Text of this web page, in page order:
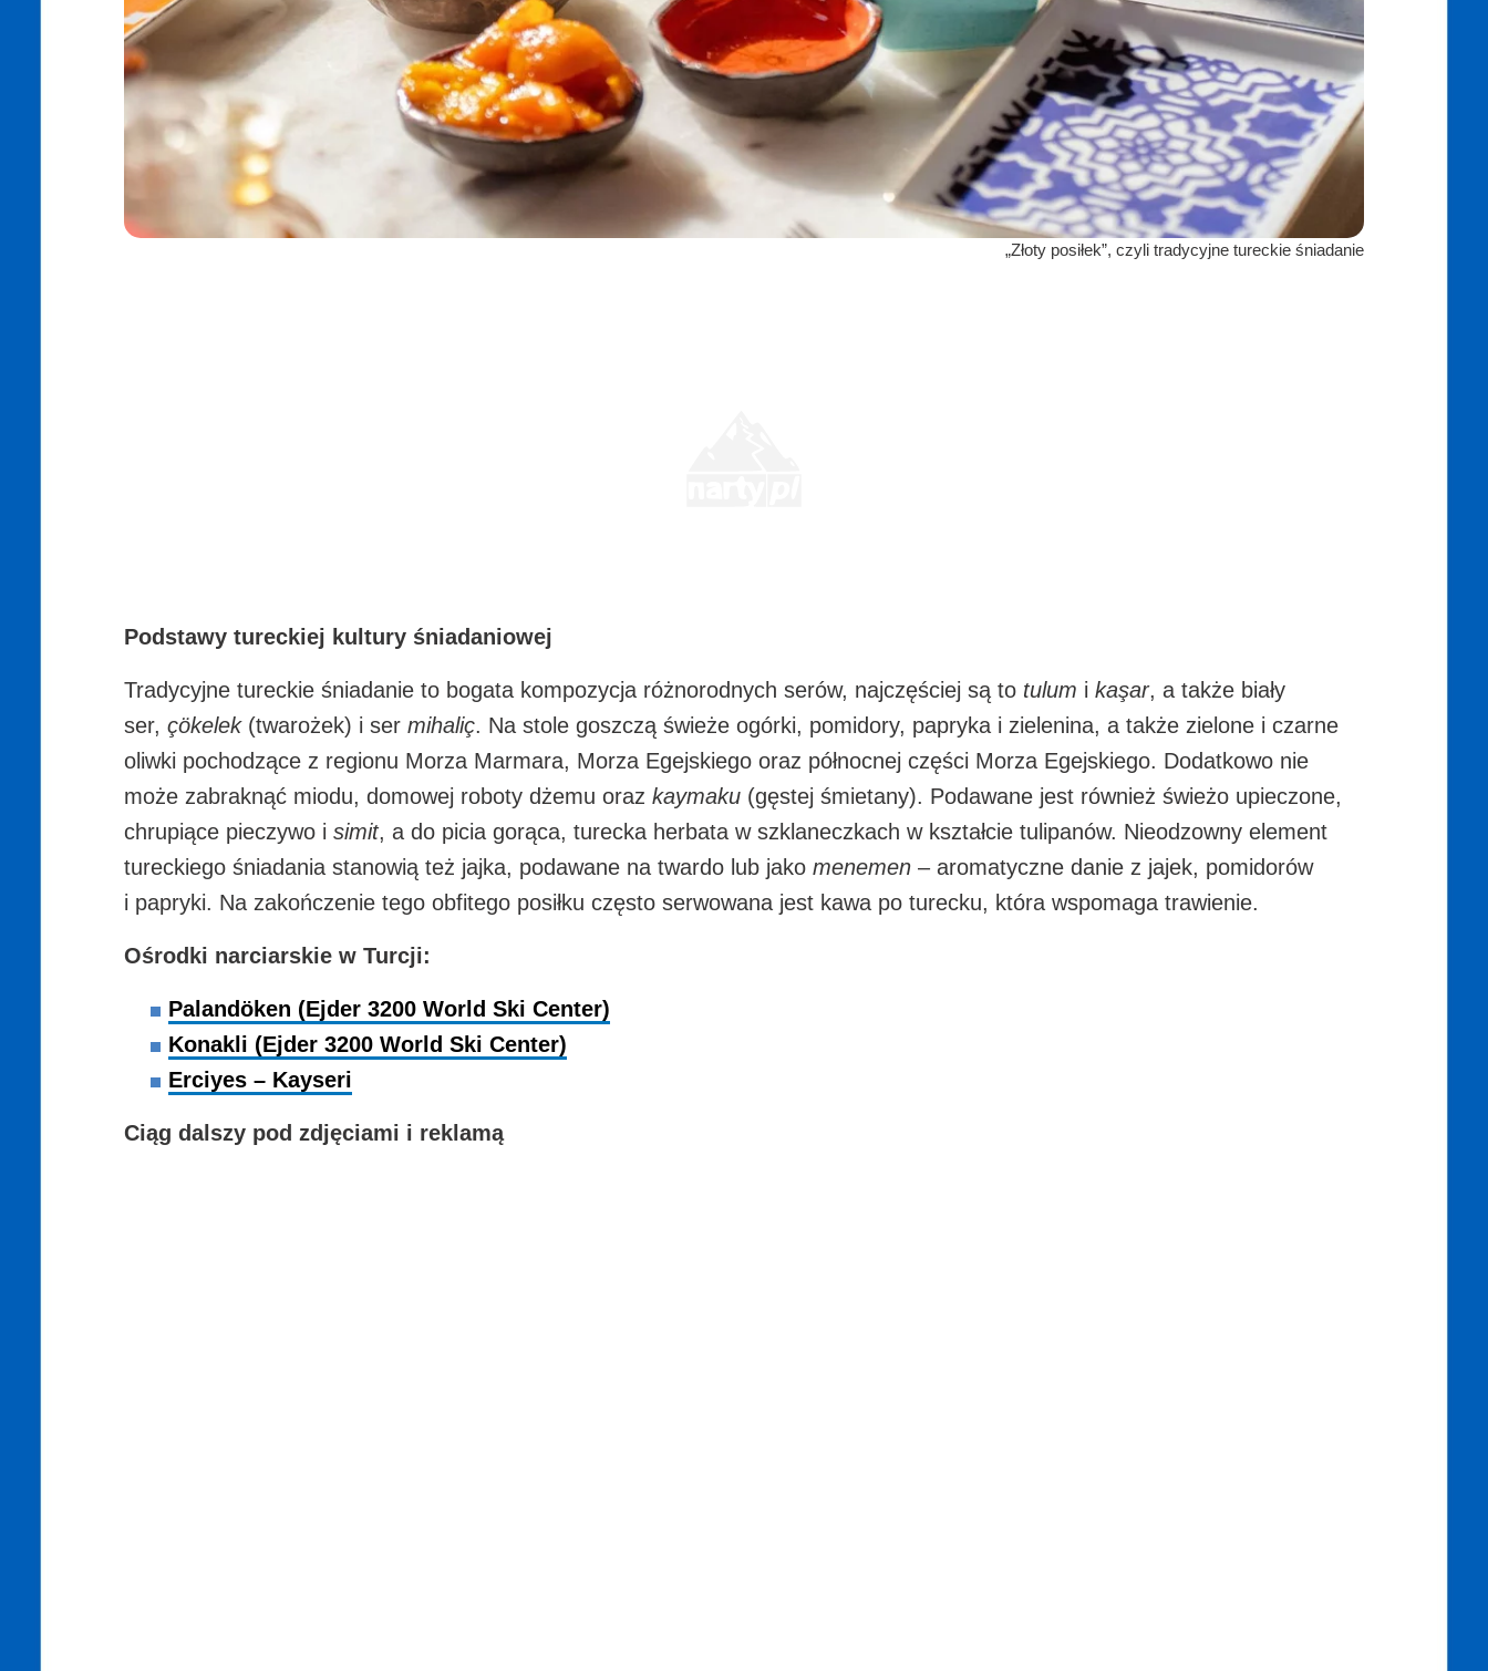
„Złoty posiłek”, czyli tradycyjne tureckie śniadanie
Podstawy tureckiej kultury śniadaniowej
Tradycyjne tureckie śniadanie to bogata kompozycja różnorodnych serów, najczęściej są to tulum i kaşar, a także biały
ser, çökelek(twarożek) i ser mihaliç. Na stole goszczą świeże ogórki, pomidory, papryka i zielenina, a także zielone i czarne
oliwki pochodzące z regionu Morza Marmara, Morza Egejskiego oraz północnej części Morza Egejskiego. Dodatkowo nie
może zabraknąć miodu, domowej roboty dżemu oraz kaymaku (gęstej śmietany). Podawane jest również świeżo upieczone,
chrupiące pieczywo i simit, a do picia gorąca, turecka herbata w szklaneczkach w kształcie tulipanów. Nieodzowny element
tureckiego śniadania stanowią też jajka, podawane na twardo lub jako menemen – aromatyczne danie z jajek, pomidorów
i papryki. Na zakończenie tego obfitego posiłku często serwowana jest kawa po turecku, która wspomaga trawienie.
Ośrodki narciarskie w Turcji:
Palandöken (Ejder 3200 World Ski Center)
Konakli (Ejder 3200 World Ski Center)
Erciyes – Kayseri
Ciąg dalszy pod zdjęciami i reklamą